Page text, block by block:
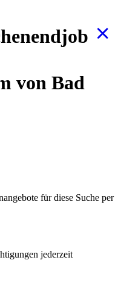
von Bad
für diese Suche per
jederzeit